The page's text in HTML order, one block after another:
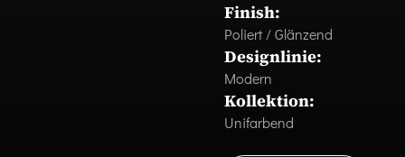
Finish:
Poliert / Glänzend
Designlinie:
Modern
Kollektion:
Unifarbend